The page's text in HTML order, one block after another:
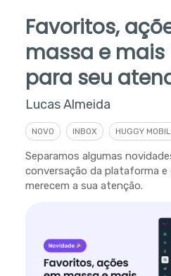
Favoritos,
massa e
para seu
Lucas Almeida
NOVO INBOX HUGGY
Separamos algumas
conversação da plataforma e
merecem a sua atenção.